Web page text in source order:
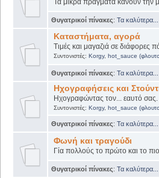
Θυγατρικοί πίνακες: Τα καλύτερα...
Καταστήματα, αγορά
Τιμές και μαγαζιά σε διάφορες
Συντονιστές: Korgy, hot_sauce
Θυγατρικοί πίνακες: Τα καλύτερα...
Ηχογραφήσεις και
Ηχογραφώντας τον... εαυτό σας.
Συντονιστές: Korgy, hot_sauce
Θυγατρικοί πίνακες: Τα καλύτερα...
Φωνή και τραγούδι
Γία πολλούς το πρώτο και το
Θυγατρικοί πίνακες: Τα καλύτερα...